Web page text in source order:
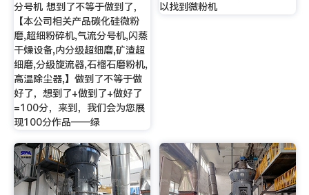
分号机 想到了不等于做到了，
【本公司相关产品碳化硅微粉
磨,超细粉碎机,气流分号机,闪蒸
干燥设备,内分级超细磨,矿渣超
细磨,分级旋流器,石榴石磨粉机,
高温除尘器,】做到了不等于做
好了，想到了+做到了+做好了
=100分，来到，我们会为您展
现100分作品——绿
以找到微粉机